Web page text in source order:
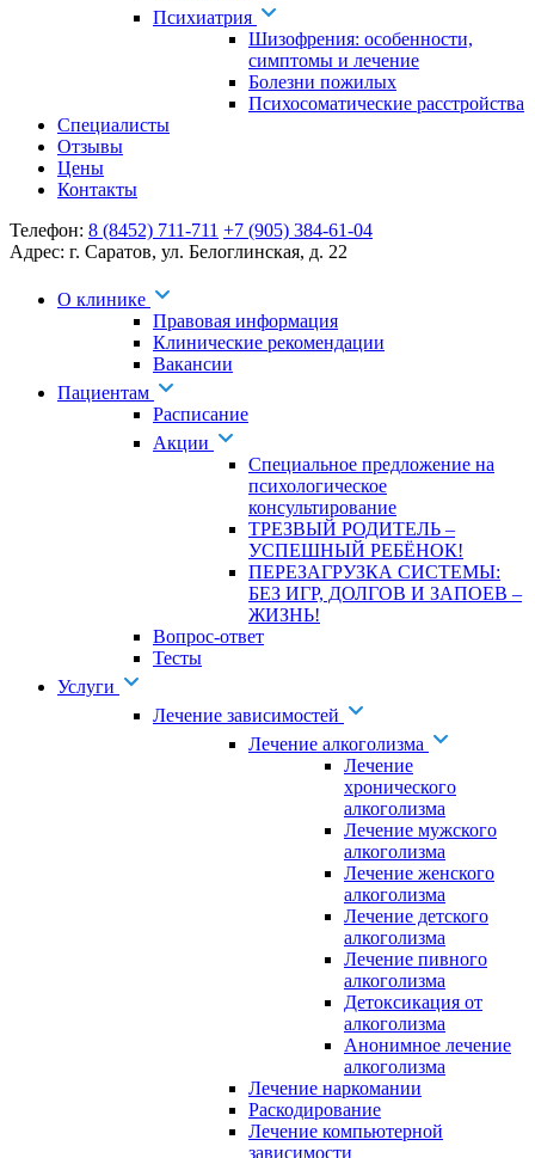
Психиатрия
Шизофрения: особенности,
симптомы и лечение
Болезни пожилых
Психосоматические расстройства
Специалисты
Отзывы
Цены
Контакты
Телефон: 8 (8452) 711-711 +7 (905) 384-61-04
Адрес: г. Саратов, ул. Белоглинская, д. 22
О клинике
Правовая информация
Клинические рекомендации
Вакансии
Пациентам
Расписание
Акции
Специальное предложение на
психологическое
консультирование
ТРЕЗВЫЙ РОДИТЕЛЬ –
УСПЕШНЫЙ РЕБЁНОК!
ПЕРЕЗАГРУЗКА СИСТЕМЫ:
БЕЗ ИГР, ДОЛГОВ И ЗАПОЕВ –
ЖИЗНЬ!
Вопрос-ответ
Тесты
Услуги
Лечение зависимостей
Лечение алкоголизма
Лечение
хронического
алкоголизма
Лечение мужского
алкоголизма
Лечение женского
алкоголизма
Лечение детского
алкоголизма
Лечение пивного
алкоголизма
Детоксикация от
алкоголизма
Анонимное лечение
алкоголизма
Лечение наркомании
Раскодирование
Лечение компьютерной
зависимости